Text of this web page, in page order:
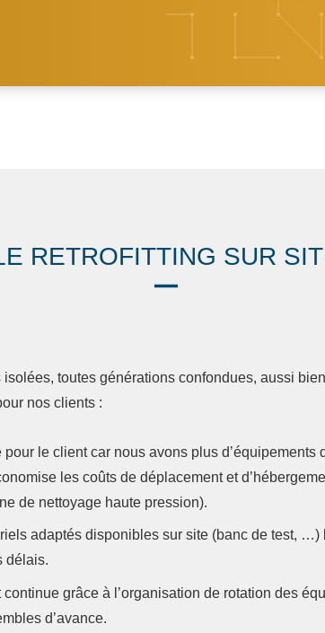
RETROFITTING SUR
toutes générations confondues, aussi
nos clients :
le client car nous avons plus d’équipements
les coûts de déplacement et
de nettoyage haute pression).
adaptés disponibles sur site (banc de test,
délais.
grâce à l’organisation de rotation des
d’avance.